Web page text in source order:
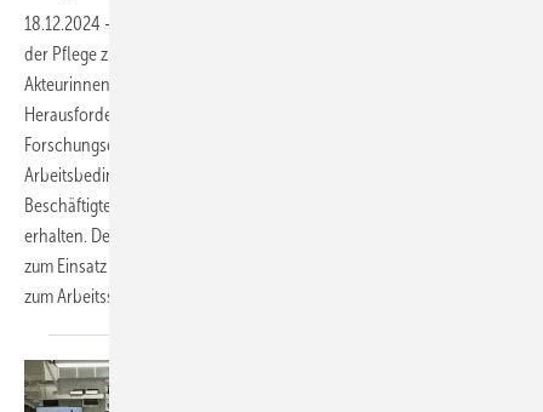
18.12.2024 -
der Pflege zu verbessern. Die Vielzahl veröffentlichter Studien stellt
Akteurinnen und Akteure des Arbeitsschutzes vor die
Herausforderung, einen Überblick über aktuelle
Forschungsergebnisse zu den Auswirkungen dieser Technologien auf
Arbeitsbedingungen, die Kompetenzen und Gesundheit der
Beschäftigten sowie auf ethische Aspekte der Pflegepraxis zu
erhalten. Der Beitrag fasst Erkenntnisse aus 59 Übersichtsarbeiten
zum Einsatz von KI in der Pflege zusammen und beleuchtet Bezüge
zumArbeitsschutz.